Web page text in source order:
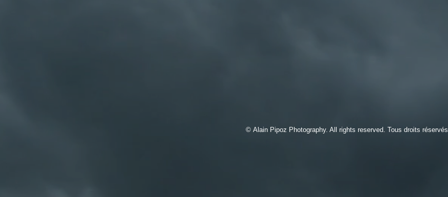
© Alain Pipoz Photography. All rights reserved. Tous droits réservés